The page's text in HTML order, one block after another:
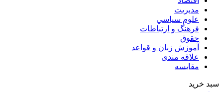
مديريت
علوم سياسي
فرهنگ و ارتباطات
حقوق
آموزش زبان و قواعد
علاقه مندی
مقایسه
سبد خرید